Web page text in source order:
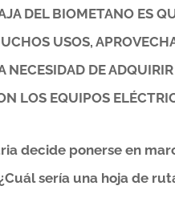
DEL BIOMETANO ES
USOS,
NECESIDAD DE
LOS EQUIPOS
decide ponerse en
sería una hoja de